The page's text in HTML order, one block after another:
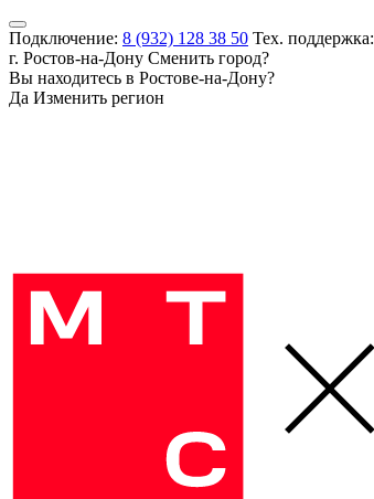
Подключение: 8 (932) 128 38 50 Тех. поддержка:
г. Ростов-на-Дону Сменить город?
Вы находитесь в Ростове-на-Дону?
Да Изменить регион